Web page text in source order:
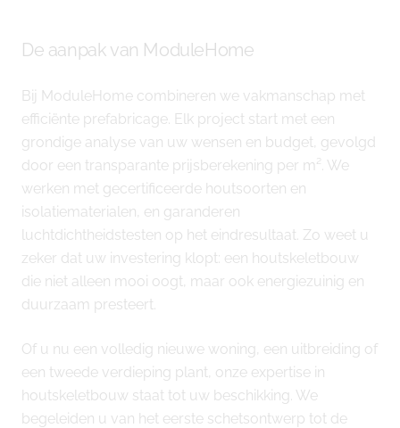
De aanpak van ModuleHome
Bij ModuleHome combineren we vakmanschap met
efficiënte prefabricage. Elk project start met een
grondige analyse van uw wensen en budget, gevolgd
door een transparante prijsberekening per m². We
werken met gecertificeerde houtsoorten en
isolatiematerialen, en garanderen
luchtdichtheidstesten op het eindresultaat. Zo weet u
zeker dat uw investering klopt: een houtskeletbouw
die niet alleen mooi oogt, maar ook energiezuinig en
duurzaam presteert.
Of u nu een volledig nieuwe woning, een uitbreiding of
een tweede verdieping plant, onze expertise in
houtskeletbouw staat tot uw beschikking. We
begeleiden u van het eerste schetsontwerp tot de